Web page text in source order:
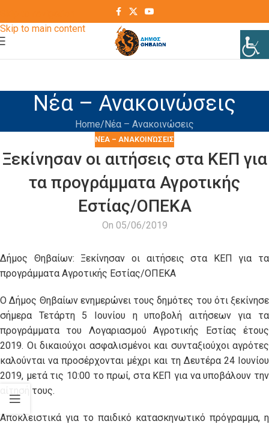
Skip to main content
Νέα – Ανακοινώσεις
Home Νέα – Ανακοινώσεις
ΝΈΑ – ΑΝΑΚΟΙΝΏΣΕΙΣ
Ξεκίνησαν οι αιτήσεις στα ΚΕΠ για
τα προγράμματα Αγροτικής
Εστίας/ΟΠΕΚΑ
On 05/06/2019
Δήμος Θηβαίων: Ξεκίνησαν οι αιτήσεις στα ΚΕΠ για τα
προγράμματα Αγροτικής Εστίας/ΟΠΕΚΑ
O Δήμος Θηβαίων ενημερώνει τους δημότες του ότι ξεκίνησε
σήμερα Τετάρτη 5 Ιουνίου η υποβολή αιτήσεων για τα
προγράμματα του Λογαριασμού Αγροτικής Εστίας έτους
2019. Οι δικαιούχοι ασφαλισμένοι και συνταξιούχοι αγρότες
καλούνται να προσέρχονται μέχρι και τη Δευτέρα 24 Ιουνίου
2019, μετά τις 10:00 το πρωί, στα ΚΕΠ για να υποβάλουν την
αίτησή τους.
Αποκλειστικά για το παιδικό κατασκηνωτικό πρόγραμμα, η